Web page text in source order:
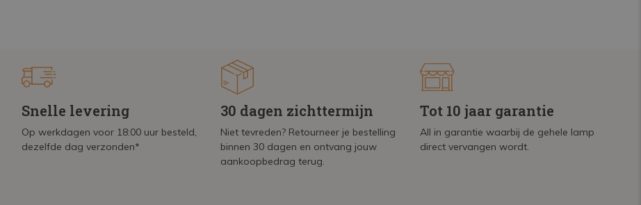
Snelle levering
Op werkdagen voor 18:00 uur besteld,
dezelfde dag verzonden*
30 dagen zichttermijn
Niet tevreden? Retourneer je bestelling
binnen 30 dagen en ontvang jouw
aankoopbedrag terug.
Tot 10 jaar garantie
All in garantie waarbij de gehele lamp
direct vervangen wordt.